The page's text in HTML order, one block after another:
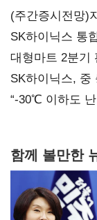
(주간증시전망)
SK하이닉스 통
불만 확산
대형마트 2분기
SK하이닉스, 중
없어”
“-30℃ 이하도
함께 볼만한